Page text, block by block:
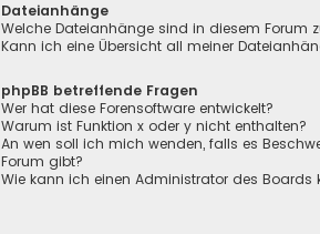
Dateianhänge
Welche Dateianhänge sind in diesem Forum
Kann ich eine Übersicht all meiner
phpBB betreffende Fragen
Wer hat diese Forensoftware entwickelt?
Warum ist Funktion x oder y nicht enthalten?
An wen soll ich mich wenden, falls es
Forum gibt?
Wie kann ich einen Administrator des Boards